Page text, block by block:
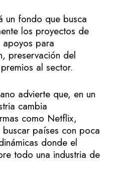
un fondo que busca
los proyectos de
apoyos para
preservación del
al sector.
advierte que, en un
cambia
como Netflix,
países con poca
donde el
todo una industria de